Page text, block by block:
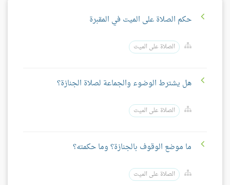
حكم الصلاة على الميت في المقبرة
الصلاة على الميت
هل يشترط الوضوء والجماعة لصلاة الجنازة؟
الصلاة على الميت
ما موضع الوقوف بالجنازة؟ وما حكمته؟
الصلاة على الميت